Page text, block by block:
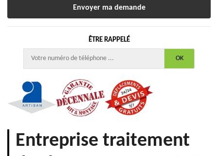
ÊTRE RAPPELÉ
Entreprise traitement